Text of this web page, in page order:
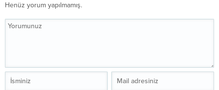
Henüz yorum yapılmamış.